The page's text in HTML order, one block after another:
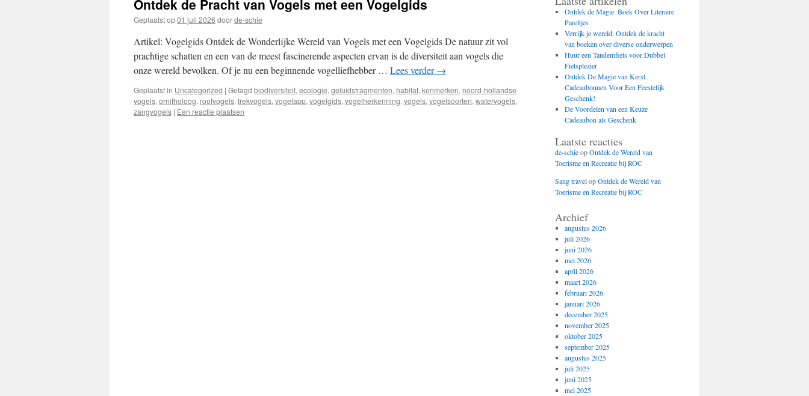
inhoud
Ontdek de Pracht van Vogels met een Vogelgids
Geplaatst op01 juli 2026 doorde-schie
Artikel: Vogelgids Ontdek de Wonderlijke Wereld van Vogels met een Vogelgids De natuur zit vol
prachtige schatten en een van de meest fascinerende aspecten ervan is de diversiteit aan vogels die
onze wereld bevolken. Of je nu een beginnende vogelliefhebber … Lees verder→
Geplaatst in Uncategorized | Getagd biodiversiteit, ecologie, geluidsfragmenten, habitat, kenmerken, noord-hollandse
vogels, ornitholoog, roofvogels, trekvogels, vogelapp, vogelgids, vogelherkenning, vogels, vogelsoorten, watervogels,
zangvogels | Een reactie plaatsen
Ontdek de Magie: Boek Over Literaire
Pareltjes
Verrijk je wereld: Ontdek de kracht
van boeken over diverse onderwerpen
Huur een Tandemfiets voor Dubbel
Fietsplezier
Ontdek De Magie van Kerst
Cadeaubonnen Voor Een Feestelijk
Geschenk!
De Voordelen van een Keuze
Cadeaubon als Geschenk
Laatste reacties
de-schieopOntdek de Wereld van
Toerisme en Recreatie bij ROC
Sang travelopOntdek de Wereld van
Toerisme en Recreatie bij ROC
Archief
augustus 2026
juli 2026
juni 2026
mei 2026
april 2026
maart 2026
februari 2026
januari 2026
december 2025
november 2025
oktober 2025
september 2025
augustus 2025
juli 2025
juni 2025
mei 2025